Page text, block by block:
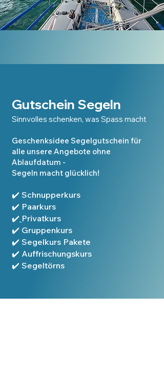
Gutschein Segeln
Sinnvolles schenken, was Spass macht
Geschenksidee Segelgutschein für
alle unsere Angebote ohne
Ablaufdatum -
Segeln macht glücklich!
✔️ Schnupperkurs
✔️ Paarkurs
✔️ Privatkurs
✔️ Gruppenkurs
✔️ Segelkurs Pakete
✔️ Auffrischungskurs
✔️ Segeltörns